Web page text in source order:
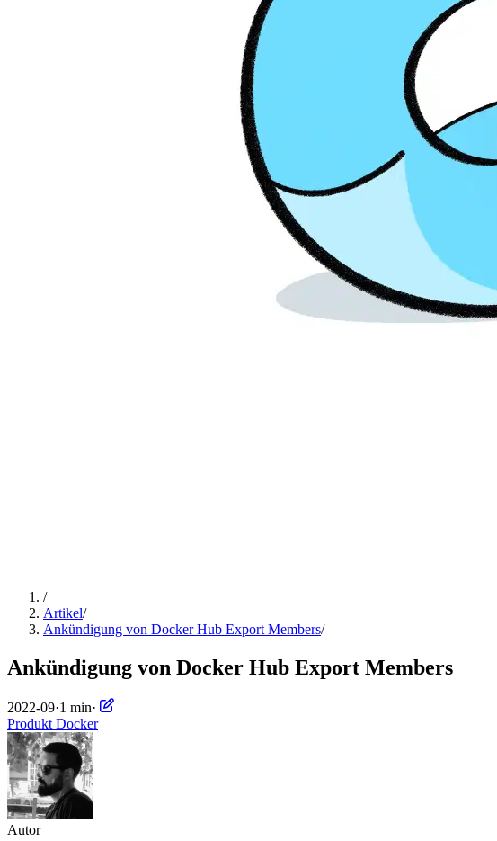
/
Artikel/
Ankündigung von Docker Hub Export Members/
Ankündigung von Docker Hub Export Members
2022-09·1 min·
Produkt Docker
Autor